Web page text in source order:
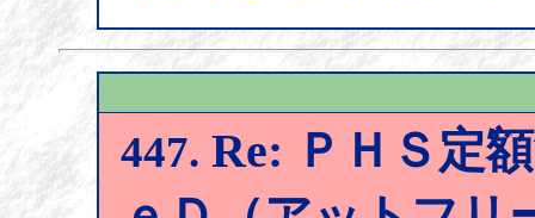
447. Re: ＰＨＳ定